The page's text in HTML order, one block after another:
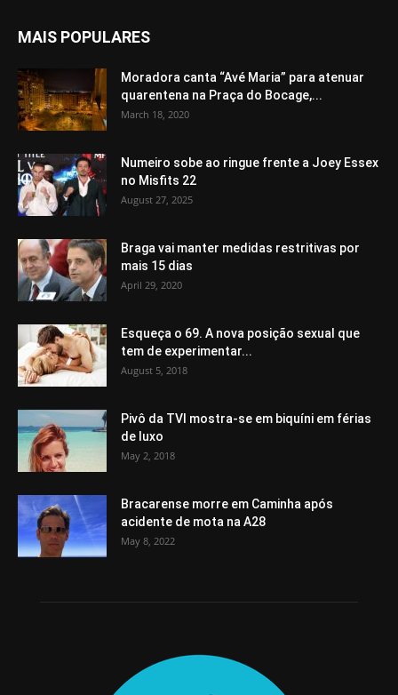
MAIS POPULARES
Moradora canta “Avé Maria” para atenuar
quarentena na Praça do Bocage,...
March 18, 2020
Numeiro sobe ao ringue frente a Joey Essex
no Misfits 22
August 27, 2025
Braga vai manter medidas restritivas por
mais 15 dias
April 29, 2020
Esqueça o 69. A nova posição sexual que
tem de experimentar...
August 5, 2018
Pivô da TVI mostra-se em biquíni em férias
de luxo
May 2, 2018
Bracarense morre em Caminha após
acidente de mota na A28
May 8, 2022